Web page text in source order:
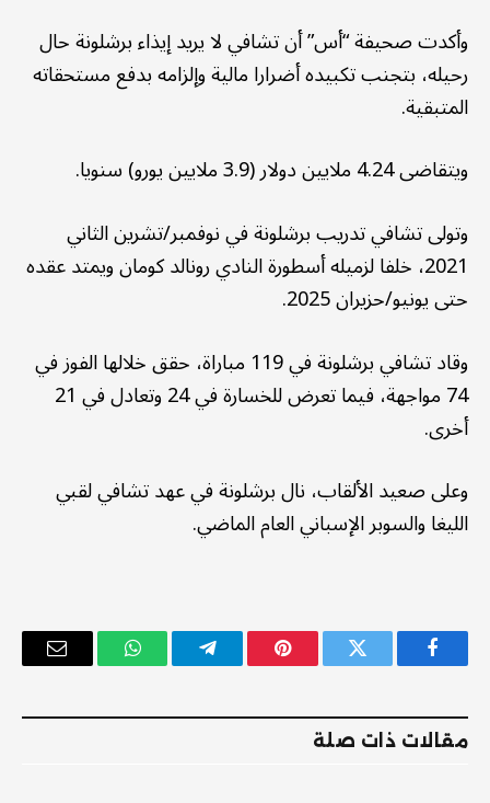
وأكدت صحيفة “أس” أن تشافي لا يريد إيذاء برشلونة حال
رحيله، بتجنب تكبيده أضرارا مالية وإلزامه بدفع مستحقاته
المتبقية.
ويتقاضى 4.24 ملايين دولار (3.9 ملايين يورو) سنويا.
وتولى تشافي تدريب برشلونة في نوفمبر/تشرين الثاني
2021، خلفا لزميله أسطورة النادي رونالد كومان ويمتد عقده
حتى يونيو/حزيران 2025.
وقاد تشافي برشلونة في 119 مباراة، حقق خلالها الفوز في
74 مواجهة، فيما تعرض للخسارة في 24 وتعادل في 21
أخرى.
وعلى صعيد الألقاب، نال برشلونة في عهد تشافي لقبي
الليغا والسوبر الإسباني العام الماضي.
فيسبوك تويتر بينتيريستتيلقرام واتساب
البريد
مقالات ذات صلة